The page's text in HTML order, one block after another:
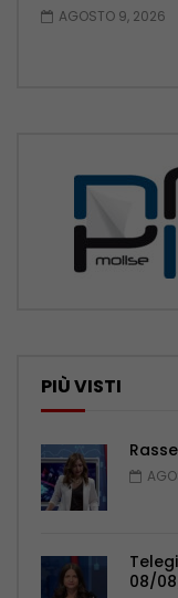
AGOSTO 9, 2026
AGOSTO 8, 2026
PIÙ VISTI
08/